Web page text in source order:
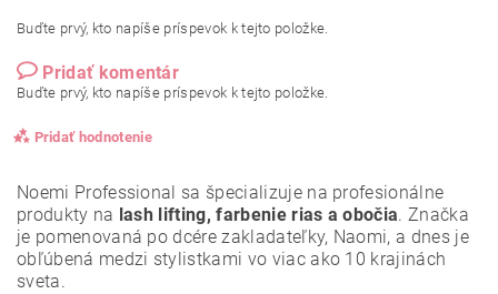
Buďte prvý, kto napíše príspevok k tejto položke.
Pridať komentár
Buďte prvý, kto napíše príspevok k tejto položke.
Pridať hodnotenie
Noemi Professional sa špecializuje na profesionálne
produkty na lash lifting, farbenie rias a obočia. Značka
je pomenovaná po dcére zakladateľky, Naomi, a dnes je
obľúbená medzi stylistkami vo viac ako 10 krajinách
sveta.